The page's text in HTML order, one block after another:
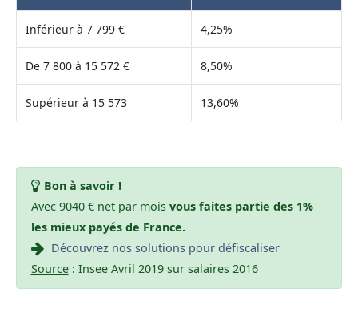
Inférieur à 7 799 € 4,25%
De 7 800 à 15 572 € 8,50%
Supérieur à 15 573 13,60%
Bon à savoir !
Avec 9040 € net par mois vous faites partie des 1%
les mieux payés de France.
Découvrez nos solutions pour défiscaliser
Source: Insee Avril 2019 sur salaires 2016